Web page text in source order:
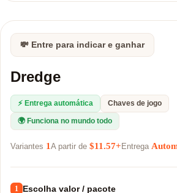
💸 Entre para indicar e ganhar
Dredge
⚡ Entrega automática Chaves de jogo
🌍 Funciona no mundo todo
Variantes 1 A partir de $11.57+ Entrega
1 Escolha valor / pacote